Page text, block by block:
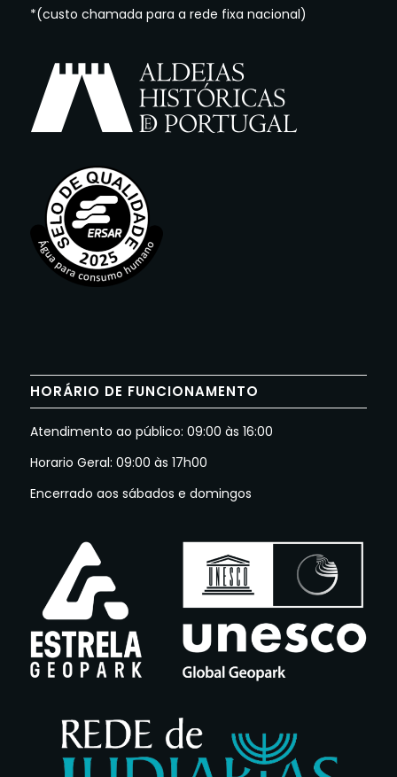
*(custo chamada para a rede fixa nacional)
HORÁRIO DE FUNCIONAMENTO
Atendimento ao público: 09:00 às 16:00
Horario Geral: 09:00 às 17h00
Encerrado aos sábados e domingos